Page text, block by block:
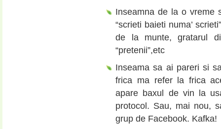
Inseamna de la o vreme
“scrieti baieti numa’
de la munte, gratarul
“pretenii”,etc
Inseama sa ai pareri si
frica ma refer la frica
apare baxul de vin la
protocol. Sau, mai nou,
grup de Facebook. Kafka!